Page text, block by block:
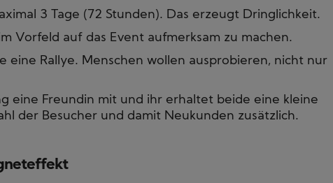
3 Tage (72 Stunden). Das erzeugt Dringlichkeit.
Vorfeld auf das Event aufmerksam zu machen.
eine Rallye. Menschen wollen ausprobieren, nicht nur
eine Freundin mit und ihr erhaltet beide eine kleine
der Besucher und damit Neukunden zusätzlich.